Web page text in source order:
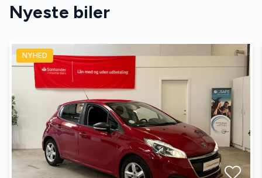
Apple CarPlay
Auto nedblændelig bakspejl
Auto. start/stop
Automatgear
Automatisk lys
Nyeste biler
NYHED